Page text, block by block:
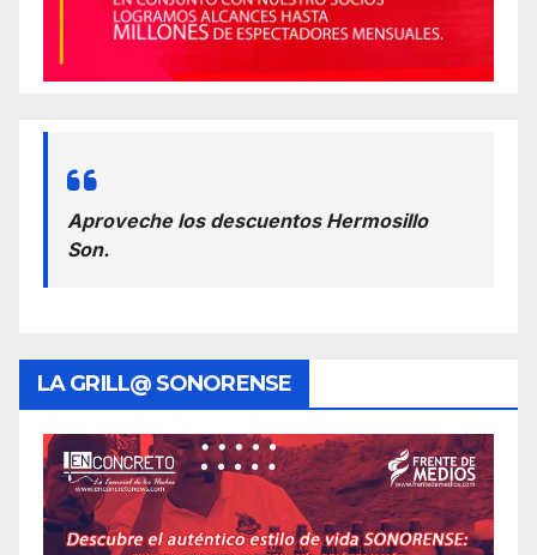
Aproveche los descuentos Hermosillo
Son.
LA GRILL@ SONORENSE